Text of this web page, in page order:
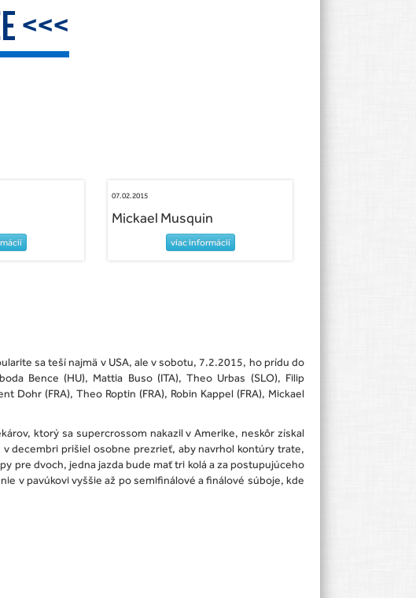
<<<
07.02.2015
Mickael Musquin
viac informácií
sa teší najmä v USA, ale v sobotu, 7.2.2015, ho prídu do
Bence (HU), Mattia Buso (ITA), Theo Urbas (SLO), Filip
Dohr (FRA), Theo Roptin (FRA), Robin Kappel (FRA), Mickael
ktorý sa supercrossom nakazil v Amerike, neskôr získal
decembri prišiel osobne prezrieť, aby navrhol kontúry trate,
pre dvoch, jedna jazda bude mať tri kolá a za postupujúceho
v pavúkovi vyššie až po semifinálové a finálové súboje, kde